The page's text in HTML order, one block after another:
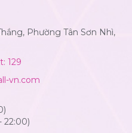
Phường Tân Sơn Nhì,
129
vn.com
22:00)